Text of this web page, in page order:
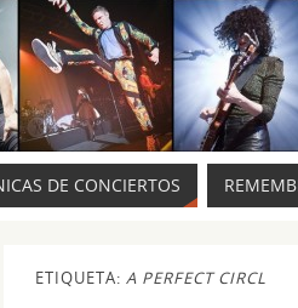
DE CONCIERTOS
ETIQUETA: A PERFECT CIRCL